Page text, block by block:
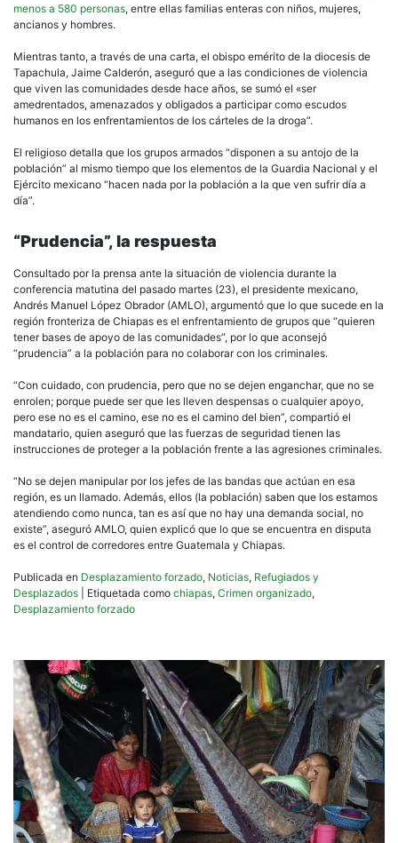
menos a 580 personas, entre ellas familias enteras con niños, mujeres,
ancianos y hombres.
Mientras tanto, a través de una carta, el obispo emérito de la diocesis de
Tapachula, Jaime Calderón, aseguró que a las condiciones de violencia
que viven las comunidades desde hace años, se sumó el «ser
amedrentados, amenazados y obligados a participar como escudos
humanos en los enfrentamientos de los cárteles de la droga”.
El religioso detalla que los grupos armados “disponen a su antojo de la
población” al mismo tiempo que los elementos de la Guardia Nacional y el
Ejército mexicano “hacen nada por la población a la que ven sufrir día a
día”.
“Prudencia”, la respuesta
Consultado por la prensa ante la situación de violencia durante la
conferencia matutina del pasado martes (23), el presidente mexicano,
Andrés Manuel López Obrador (AMLO), argumentó que lo que sucede en la
región fronteriza de Chiapas es el enfrentamiento de grupos que “quieren
tener bases de apoyo de las comunidades”, por lo que aconsejó
“prudencia” a la población para no colaborar con los criminales.
“Con cuidado, con prudencia, pero que no se dejen enganchar, que no se
enrolen; porque puede ser que les lleven despensas o cualquier apoyo,
pero ese no es el camino, ese no es el camino del bien”, compartió el
mandatario, quien aseguró que las fuerzas de seguridad tienen las
instrucciones de proteger a la población frente a las agresiones criminales.
“No se dejen manipular por los jefes de las bandas que actúan en esa
región, es un llamado. Además, ellos (la población) saben que los estamos
atendiendo como nunca, tan es así que no hay una demanda social, no
existe”, aseguró AMLO, quien explicó que lo que se encuentra en disputa
es el control de corredores entre Guatemala y Chiapas.
Publicada en Desplazamiento forzado, Noticias, Refugiados y
Desplazados
Etiquetada como chiapas, Crimen organizado,
Desplazamiento forzado